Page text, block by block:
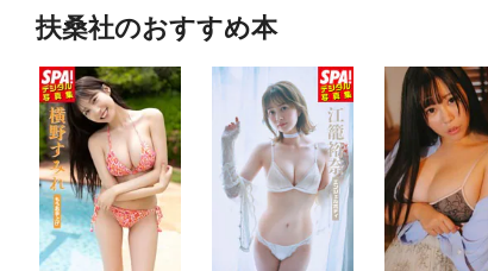
扶桑社のおすすめ本